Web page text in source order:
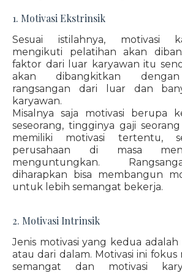
1. Motivasi Ekstrinsik
Sesuai istilahnya, motivasi
mengikuti pelatihan akan
faktor dari luar karyawan itu
akan dibangkitkan
rangsangan dari luar dan
karyawan.
Misalnya saja motivasi berupa
seseorang, tingginya gaji
memiliki motivasi tertentu,
perusahaan di masa
menguntungkan.
diharapkan bisa membangun
untuk lebih semangat bekerja.
2. Motivasi Intrinsik
Jenis motivasi yang kedua adalah
atau dari dalam. Motivasi ini
semangat dan motivasi